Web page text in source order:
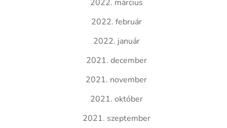
2022. március
2022. február
2022. január
2021. december
2021. november
2021. október
2021. szeptember